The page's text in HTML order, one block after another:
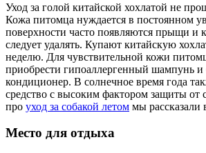
Уход за голой китайской хохлатой не
Кожа питомца нуждается в постоянном
поверхности часто появляются прыщи и
следует удалять. Купают китайскую
неделю. Для чувствительной кожи
приобрести гипоаллергенный шампунь и
кондиционер. В солнечное время года
средство с высоким фактором защиты от
про уход за собакой летом мы рассказали
Место для отдыха